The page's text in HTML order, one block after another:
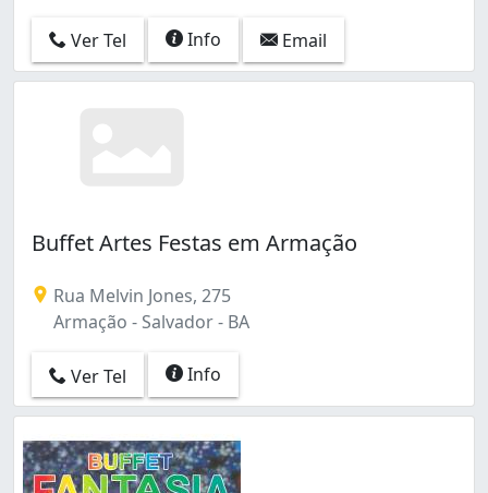
Ver Tel Info Email
Buffet Artes Festas em Armação
Rua Melvin Jones, 275
Armação - Salvador - BA
Ver Tel Info